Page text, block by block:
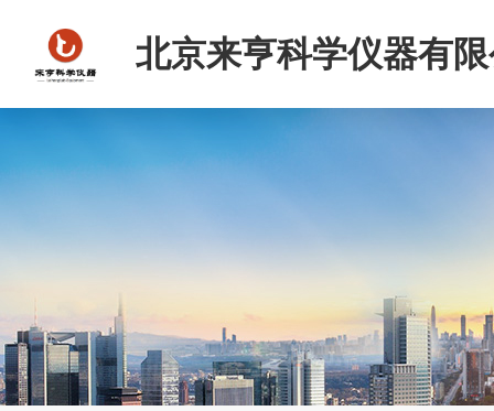
北京来亨科学仪器有